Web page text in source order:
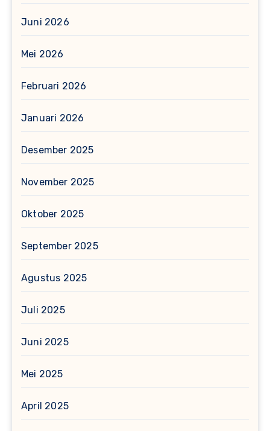
Juni 2026
Mei 2026
Februari 2026
Januari 2026
Desember 2025
November 2025
Oktober 2025
September 2025
Agustus 2025
Juli 2025
Juni 2025
Mei 2025
April 2025